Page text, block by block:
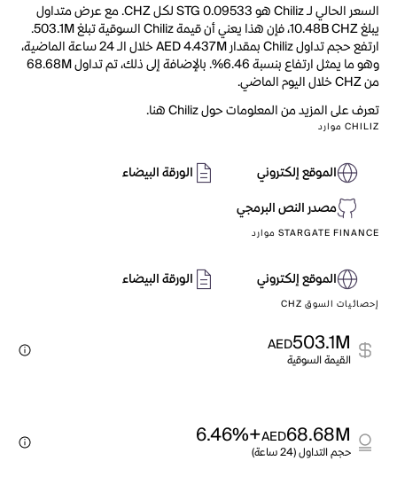
السعر الحالي لـ Chiliz هو STG 0.09533 لكل CHZ. مع عرض متداول
يبلغ 10.48B CHZ، فإن هذا يعني أن قيمة Chiliz السوقية تبلغ 503.1M.
ارتفع حجم تداول Chiliz بمقدار AED 4.437M خلال الـ 24 ساعة الماضية،
وهو ما يمثل ارتفاع بنسبة 6.46%. بالإضافة إلى ذلك، تم تداول 68.68M
من CHZ خلال اليوم الماضي.
تعرف على المزيد من المعلومات حول Chiliz هنا.
CHILIZ موارد
الموقع إلكتروني
الورقة البيضاء
مصدر النص البرمجي
STARGATE FINANCE موارد
الموقع إلكتروني الورقة البيضاء
إحصائيات السوق CHZ
503.1M
AED
القيمة السوقية
68.68M
AED
+6.46%
حجم التداول (24 ساعة)